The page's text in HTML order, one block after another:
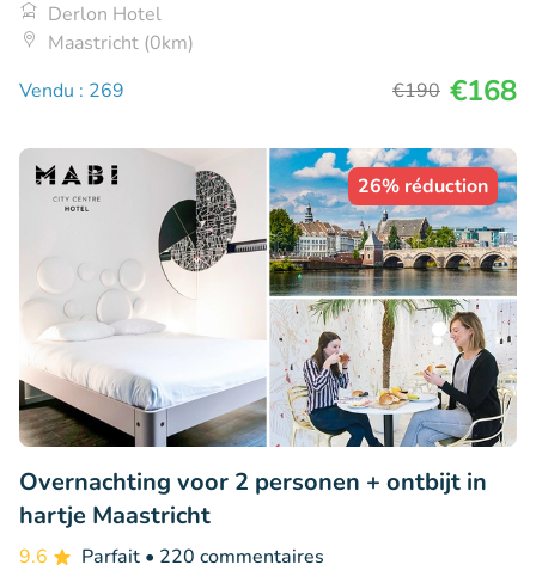
Derlon Hotel
Maastricht (0km)
Vendu : 269
€190 €168
26% réduction
Overnachting voor 2 personen + ontbijt in
hartje Maastricht
9.6 Parfait • 220 commentaires